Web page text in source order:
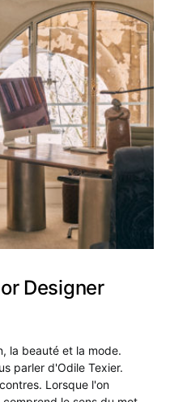
Designer
la beauté et la mode.
parler d'Odile Texier.
Lorsque l'on